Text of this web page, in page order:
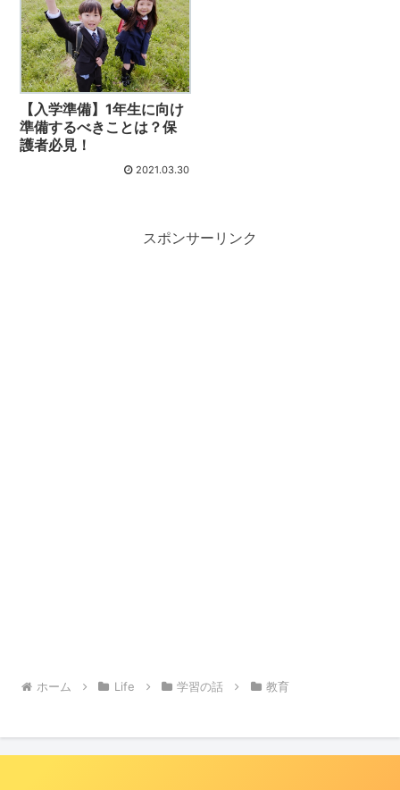
【入学準備】1年生に向け
準備するべきことは？保
護者必見！
2021.03.30
スポンサーリンク
ホーム Life 学習の話 教育